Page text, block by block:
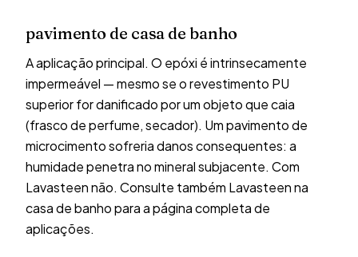
pavimento de casa de banho
A aplicação principal. O epóxi é intrinsecamente
impermeável — mesmo se o revestimento PU
superior for danificado por um objeto que caia
(frasco de perfume, secador). Um pavimento de
microcimento sofreria danos consequentes: a
humidade penetra no mineral subjacente. Com
Lavasteen não. Consulte também Lavasteen na
casa de banhopara a página completa de
aplicações.